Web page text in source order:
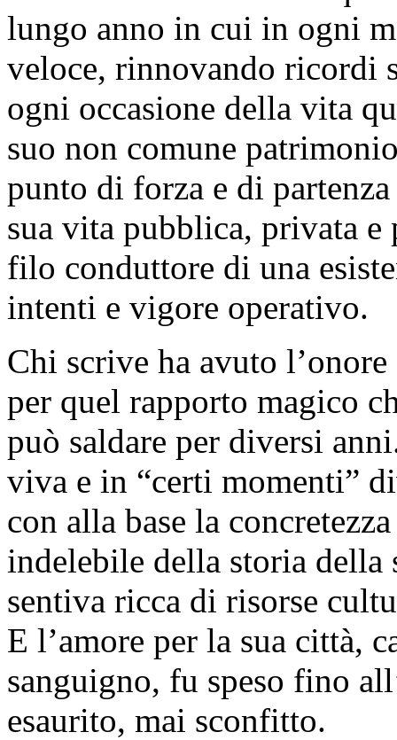
lungo anno in cui in ogni
veloce, rinnovando ricordi
ogni occasione della vita
suo non comune
punto di forza e di
sua vita pubblica, privata e
filo conduttore di una
intenti e vigore operativo.
Chi scrive ha avuto
per quel rapporto magico
può saldare per diversi
viva e in “certi momenti”
con alla base la
indelebile della storia della
sentiva ricca di risorse
E l’amore per la sua città,
sanguigno, fu speso fino
esaurito, mai sconfitto.